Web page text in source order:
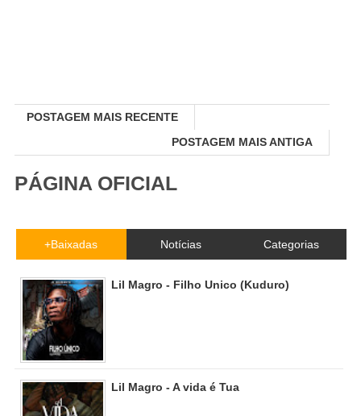
POSTAGEM MAIS RECENTE
POSTAGEM MAIS ANTIGA
PÁGINA OFICIAL
+Baixadas Notícias Categorias
Lil Magro - Filho Unico (Kuduro)
Lil Magro - A vida é Tua